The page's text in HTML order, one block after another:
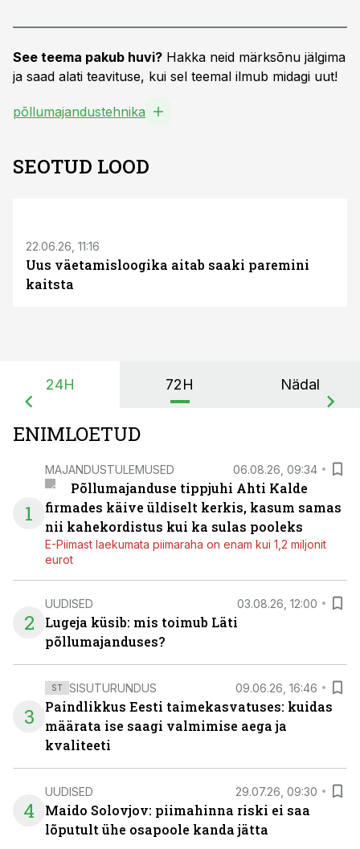
See teema pakub huvi? Hakka neid märksõnu jälgima
ja saad alati teavituse, kui sel teemal ilmub midagi uut!
põllumajandustehnika
SEOTUD LOOD
22.06.26, 11:16
Uus väetamisloogika aitab saaki paremini
kaitsta
24H 72H Nädal
ENIMLOETUD
1
MAJANDUSTULEMUSED 06.08.26, 09:34
Põllumajanduse tippjuhi Ahti Kalde
firmades käive üldiselt kerkis, kasum samas
nii kahekordistus kui ka sulas pooleks
E-Piimast laekumata piimaraha on enam kui 1,2 miljonit
eurot
2
UUDISED 03.08.26, 12:00
Lugeja küsib: mis toimub Läti
põllumajanduses?
3
ST SISUTURUNDUS 09.06.26, 16:46
Paindlikkus Eesti taimekasvatuses: kuidas
määrata ise saagi valmimise aega ja
kvaliteeti
4
UUDISED 29.07.26, 09:30
Maido Solovjov: piimahinna riski ei saa
lõputult ühe osapoole kanda jätta